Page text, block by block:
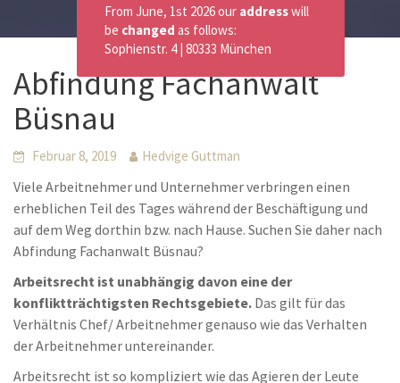
Abfindung Fachanwalt
Büsnau
Februar 8, 2019 Hedvige Guttman
Viele Arbeitnehmer und Unternehmer verbringen einen
erheblichen Teil des Tages während der Beschäftigung und
auf dem Weg dorthin bzw. nach Hause. Suchen Sie daher nach
Abfindung Fachanwalt Büsnau?
Arbeitsrecht ist unabhängig davon eine der
konfliktträchtigsten Rechtsgebiete. Das gilt für das
Verhältnis Chef/ Arbeitnehmer genauso wie das Verhalten
der Arbeitnehmer untereinander.
Arbeitsrecht ist so kompliziert wie das Agieren der Leute
From June, 1st 2026 our addresswill
be changed as follows:
Sophienstr. 4 | 80333 München